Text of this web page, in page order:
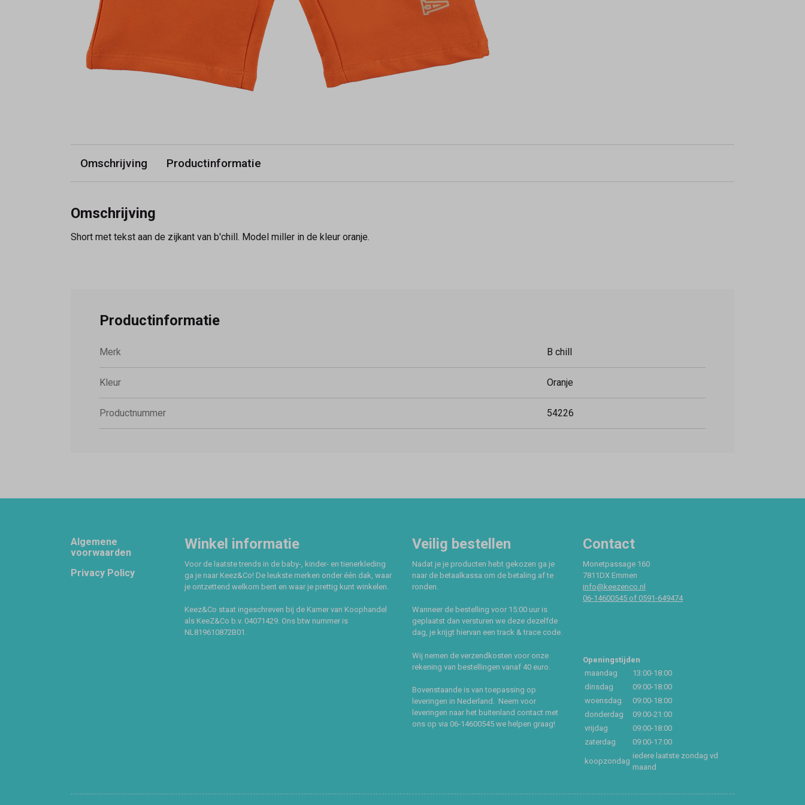
Omschrijving Productinformatie
Omschrijving
Short met tekst aan de zijkant van b'chill. Model miller in de kleur oranje.
Productinformatie
Merk B chill
Kleur Oranje
Productnummer 54226
Footer
Algemene
voorwaarden
Privacy Policy
Winkel informatie
Voor de laatste trends in de baby-, kinder- en tienerkleding
ga je naar Keez&Co! De leukste merken onder één dak, waar
je ontzettend welkom bent en waar je prettig kunt winkelen.
Keez&Co staat ingeschreven bij de Kamer van Koophandel
als KeeZ&Co b.v. 04071429. Ons btw nummer is
NL819610872B01.
Veilig bestellen
Nadat je je producten hebt gekozen ga je
naar de betaalkassa om de betaling af te
ronden.
Wanneer de bestelling voor 15:00 uur is
geplaatst dan versturen we deze dezelfde
dag, je krijgt hiervan een track & trace code.
Wij nemen de verzendkosten voor onze
rekening van bestellingen vanaf 40 euro.
Bovenstaande is van toepassing op
leveringen in Nederland. Neem voor
leveringen naar het buitenland contact met
ons op via 06-14600545 we helpen graag!
Contact
Monetpassage 160
7811DX Emmen
info@keezenco.nl
06-14600545 of 0591-649474
Openingstijden
maandag
13:00-18:00
dinsdag
09:00-18:00
woensdag
09:00-18:00
donderdag
09:00-21:00
vrijdag
09:00-18:00
zaterdag
09:00-17:00
koopzondag
iedere laatste zondag vd
maand